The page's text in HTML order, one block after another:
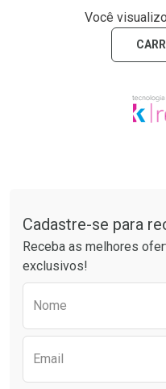
Você
Cadastre-se para
Receba as melhores
exclusivos!
Nome
Email